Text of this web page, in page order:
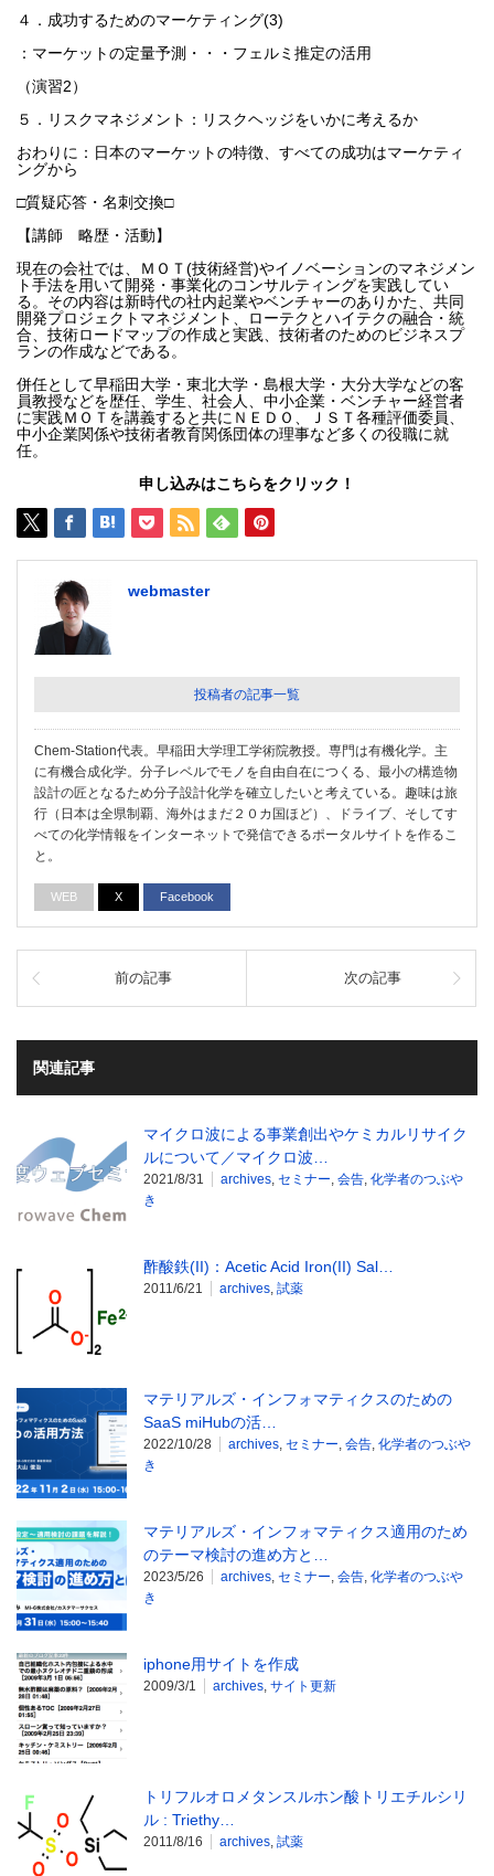
４．成功するためのマーケティング(3)
：マーケットの定量予測・・・フェルミ推定の活用
（演習2）
５．リスクマネジメント：リスクヘッジをいかに考えるか
おわりに：日本のマーケットの特徴、すべての成功はマーケティ
ングから
□質疑応答・名刺交換□
【講師　略歴・活動】
現在の会社では、ＭＯＴ(技術経営)やイノベーションのマネジメン
ト手法を用いて開発・事業化のコンサルティングを実践してい
る。その内容は新時代の社内起業やベンチャーのありかた、共同
開発プロジェクトマネジメント、ローテクとハイテクの融合・統
合、技術ロードマップの作成と実践、技術者のためのビジネスプ
ランの作成などである。
併任として早稲田大学・東北大学・島根大学・大分大学などの客
員教授などを歴任、学生、社会人、中小企業・ベンチャー経営者
に実践ＭＯＴを講義すると共にＮＥＤＯ、ＪＳＴ各種評価委員、
中小企業関係や技術者教育関係団体の理事など多くの役職に就
任。
申し込みはこちらをクリック！
webmaster
投稿者の記事一覧
Chem-Station代表。早稲田大学理工学術院教授。専門は有機化学。主
に有機合成化学。分子レベルでモノを自由自在につくる、最小の構造物
設計の匠となるため分子設計化学を確立したいと考えている。趣味は旅
行（日本は全県制覇、海外はまだ２０カ国ほど）、ドライブ、そしてす
べての化学情報をインターネットで発信できるポータルサイトを作るこ
と。
WEB X Facebook
前の記事 次の記事
関連記事
マイクロ波による事業創出やケミカルリサイク
ルについて／マイクロ波…
2021/8/31 archives, セミナー, 会告, 化学者のつぶや
き
酢酸鉄(II)：Acetic Acid Iron(II) Sal…
2011/6/21 archives, 試薬
マテリアルズ・インフォマティクスのための
SaaS miHubの活…
2022/10/28 archives, セミナー, 会告, 化学者のつぶや
き
マテリアルズ・インフォマティクス適用のため
のテーマ検討の進め方と…
2023/5/26 archives, セミナー, 会告, 化学者のつぶや
き
iphone用サイトを作成
2009/3/1 archives, サイト更新
トリフルオロメタンスルホン酸トリエチルシリ
ル : Triethy…
2011/8/16 archives, 試薬